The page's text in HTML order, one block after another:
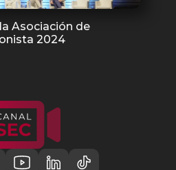
Asociación de
2024